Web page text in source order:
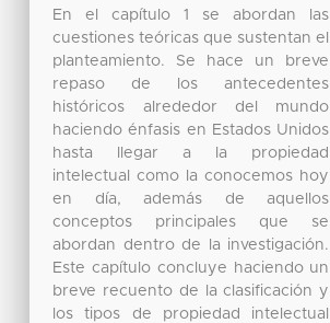
En el capítulo 1 se abordan las
cuestiones teóricas que sustentan el
planteamiento. Se hace un breve
repaso de los antecedentes
históricos alrededor del mundo
haciendo énfasis en Estados Unidos
hasta llegar a la propiedad
intelectual como la conocemos hoy
en día, además de aquellos
conceptos principales que se
abordan dentro de la investigación.
Este capítulo concluye haciendo un
breve recuento de la clasificación y
los tipos de propiedad intelectual